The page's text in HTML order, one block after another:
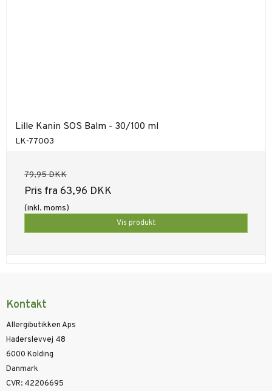
Lille Kanin SOS Balm - 30/100 ml
LK-77003
79,95 DKK
Pris fra 63,96 DKK
(inkl. moms)
Vis produkt
Kontakt
Allergibutikken Aps
Haderslevvej 48
6000 Kolding
Danmark
CVR: 42206695